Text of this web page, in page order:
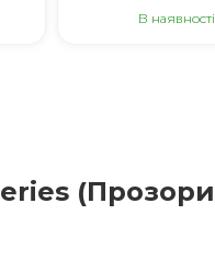
В наявності